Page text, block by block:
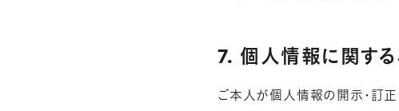
7. 個人情報に関す
ご本人が個人情報の開示・訂